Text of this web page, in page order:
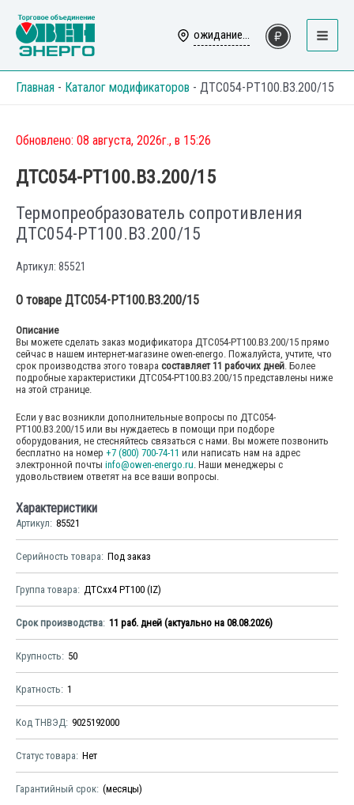
содержимому
ожидание...
Main
Menu
Главная - Каталог модификаторов - ДТС054-РТ100.В3.200/15
Обновлено: 08 августа, 2026г., в 15:26
ДТС054-РТ100.В3.200/15
Термопреобразователь сопротивления
ДТС054-РТ100.В3.200/15
Артикул: 85521
О товаре ДТС054-РТ100.В3.200/15
Описание
Вы можете сделать заказ модификатора ДТС054-РТ100.В3.200/15 прямо
сейчас в нашем интернет-магазине owen-energo. Пожалуйста, учтите, что
срок производства этого товара составляет 11 рабочих дней. Более
подробные характеристики ДТС054-РТ100.В3.200/15 представлены ниже
на этой странице.
Если у вас возникли дополнительные вопросы по ДТС054-
РТ100.В3.200/15 или вы нуждаетесь в помощи при подборе
оборудования, не стесняйтесь связаться с нами. Вы можете позвонить
бесплатно на номер +7 (800) 700-74-11 или написать нам на адрес
электронной почты info@owen-energo.ru. Наши менеджеры с
удовольствием ответят на все ваши вопросы.
Характеристики
Артикул 85521
Серийность товара Под заказ
Группа товара ДТСхх4 РТ100 (IZ)
Срок производства 11 раб. дней (актуально на 08.08.2026)
Крупность 50
Кратность 1
Код ТНВЭД 9025192000
Статус товара Нет
Гарантийный срок (месяцы)